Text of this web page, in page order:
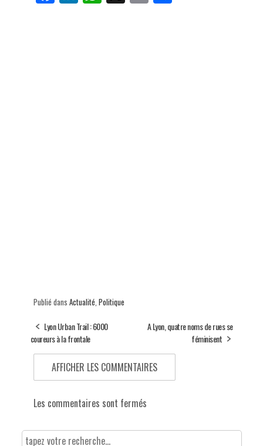
ce nk ha m
Publié dans Actualité, Politique
Lyon Urban Trail : 6000
coureurs à la frontale
A Lyon, quatre noms de rues se
féminisent
AFFICHER LES COMMENTAIRES
Les commentaires sont fermés